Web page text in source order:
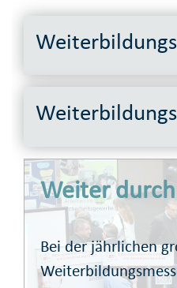
Weiter
Bei der jährlichen